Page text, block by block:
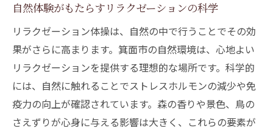
自然体験がもたらすリラクゼーションの科学
リラクゼーション体操は、自然の中で行うことでその効
果がさらに高まります。箕面市の自然環境は、心地よい
リラクゼーションを提供する理想的な場所です。科学的
には、自然に触れることでストレスホルモンの減少や免
疫力の向上が確認されています。森の香りや景色、鳥の
さえずりが心身に与える影響は大きく、これらの要素が